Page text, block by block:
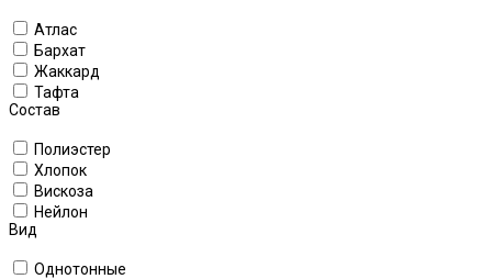
Атлас
Бархат
Жаккард
Тафта
Состав
Полиэстер
Хлопок
Вискоза
Нейлон
Вид
Однотонные